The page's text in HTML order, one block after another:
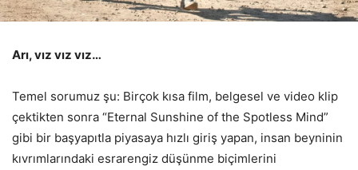
Arı, vız vız vız…
Temel sorumuz şu: Birçok kısa film, belgesel ve video klip
çektikten sonra “Eternal Sunshine of the Spotless Mind”
gibi bir başyapıtla piyasaya hızlı giriş yapan, insan beyninin
kıvrımlarındaki esrarengiz düşünme biçimlerini